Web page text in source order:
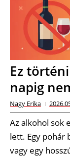
Ez
napig
Nagy Erika
Az alkohol sok
lett. Egy pohár
vagy egy